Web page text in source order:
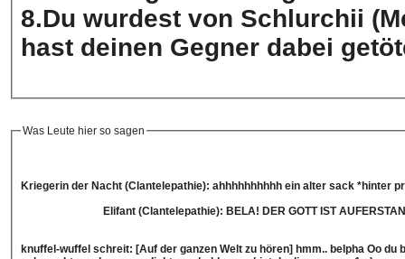
8.Du wurdest von Schlurchii
hast deinen Gegner dabei
Was Leute hier so sagen
Kriegerin der Nacht (Clantelepathie): ahhhhhhhhhh ein alter sack *hinter
Elifant (Clantelepathie): BELA! DER GOTT IST
knuffel-wuffel schreit: [Auf der ganzen Welt zu hören] hmm.. belpha Oo